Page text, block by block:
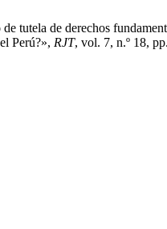
tutela de derechos
Perú?», RJT, vol. 7, n.º 18,